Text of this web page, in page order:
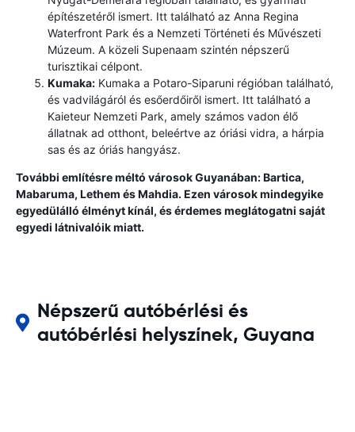
építészetéről ismert. Itt található az Anna Regina
Waterfront Park és a Nemzeti Történeti és Művészeti
Múzeum. A közeli Supenaam szintén népszerű
turisztikai célpont.
Kumaka: Kumaka a Potaro-Siparuni régióban található,
és vadvilágáról és esőerdőiről ismert. Itt található a
Kaieteur Nemzeti Park, amely számos vadon élő
állatnak ad otthont, beleértve az óriási vidra, a hárpia
sas és az óriás hangyász.
További említésre méltó városok Guyanában: Bartica,
Mabaruma, Lethem és Mahdia. Ezen városok mindegyike
egyedülálló élményt kínál, és érdemes meglátogatni saját
egyedi látnivalóik miatt.
Népszerű autóbérlési és
autóbérlési helyszínek, Guyana